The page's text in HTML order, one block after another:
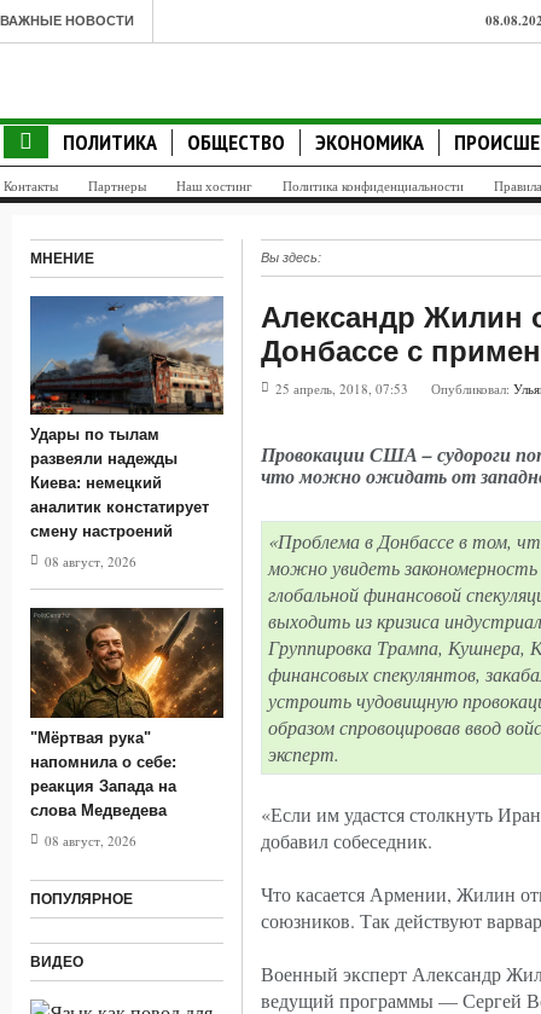
ВАЖНЫЕ НОВОСТИ
ПОЛИТИКА ОБЩЕСТВО ЭКОНОМИКА
Контакты Партнеры Наш хостинг Политика конфиденциальности Правила
Вы здесь:
Александр Жилин
Донбассе с
25 апрель, 2018, 07:53 Опубликовал:
Провокации США – судороги
что можно ожидать от
«Проблема в Донбассе в том,
можно увидеть
глобальной финансовой
выходить из кризиса
Группировка Трампа, Кушнера,
финансовых спекулянтов,
устроить чудовищную
образом спровоцировав ввод
эксперт.
«Если им удастся столкнуть
добавил собеседник.
Что касается Армении, Жилин
союзников. Так действуют
Военный эксперт Александр
ведущий программы — Сергей
МНЕНИЕ
Удары по тылам
развеяли надежды
Киева: немецкий
аналитик констатирует
смену настроений
08 август, 2026
"Мёртвая рука"
напомнила о себе:
реакция Запада на
слова Медведева
08 август, 2026
ПОПУЛЯРНОЕ
ВИДЕО